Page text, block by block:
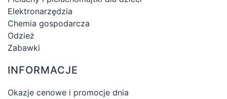
Elektronarzędzia
Chemia gospodarcza
Odzież
Zabawki
INFORMACJE
Okazje cenowe i promocje dnia